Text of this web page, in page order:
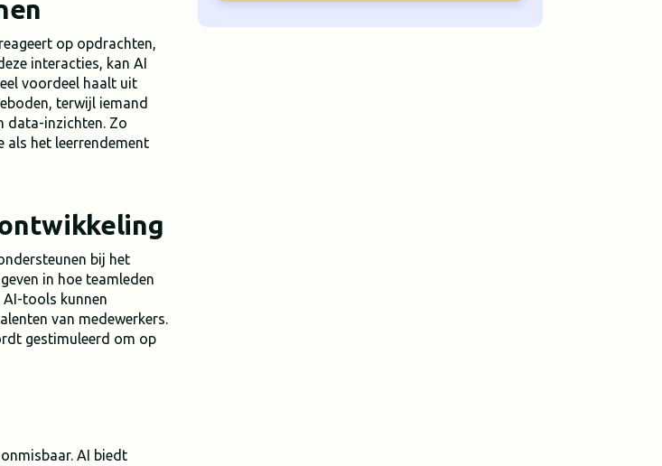
op opdrachten,
interacties, kan AI
voordeel haalt uit
terwijl iemand
data-inzichten. Zo
als het leerrendement
bij het
in hoe teamleden
AI-tools kunnen
van medewerkers.
gestimuleerd om op
AI biedt